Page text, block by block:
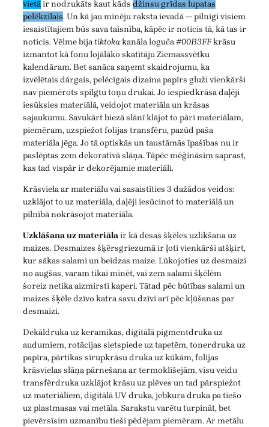
vietāir nodrukāts kaut kāds džinsu grīdas lupatas
pelēkzilais. Un kā jau minēju raksta ievadā — pilnīgi visiem
iesaistītajiem būs sava taisnība, kāpēc ir noticis tā, kā tas ir
noticis. Vēlme bijatiktokakanāla loguča#00B3FFkrāsu
izmantot kā fonu lojālāko skatītāju Ziemassvētku
kalendāram. Bet sanāca saņemt skaidrojumu, ka
izvēlētais dārgais, pelēcīgais dizaina papīrs gluži vienkārši
nav piemērots spilgtu toņu drukai. Jo iespiedkrāsa daļēji
iesūksies materiālā, veidojot materiāla un krāsas
sajaukumu. Savukārt biezā slānī klājot to pāri materiālam,
piemēram, uzspiežot folijas transfēru, pazūd paša
materiāla jēga. Jo tā optiskās un taustāmās īpašības nu ir
paslēptas zem dekoratīvā slāņa. Tāpēc mēģināsim saprast,
kas tad vispār ir dekorējamie materiāli.
Krāsviela ar materiālu vai sasaistīties 3 dažādos veidos:
uzklājot to uz materiāla, daļēji iesūcinot to materiālā un
pilnībā nokrāsojot materiāla.
Uzklāšana uz materiālair kā desas šķēles uzlikšana uz
maizes. Desmaizes šķērsgriezumā ir ļoti vienkārši atšķirt,
kur sākas salami un beidzas maize. Lūkojoties uz desmaizi
no augšas, varam tikai minēt, vai zem salami šķēlēm
šoreiz netika aizmirsti kaperi. Tātad pēc būtības salami un
maizes šķēle dzīvo katra savu dzīvi arī pēc kļūšanas par
desmaizi.
Dekāldruka uz keramikas, digitālā pigmentdruka uz
audumiem, rotācijas sietspiede uz tapetēm, tonerdruka uz
papīra, pārtikas sīrupkrāsu druka uz kūkām, folijas
krāsvielas slāņa pārnešana ar termoklišejām, visu veidu
transfērdruka uzklājot krāsu uz plēves un tad pārspiežot
uz materiāliem, digitālā UV druka, jebkura druka pa tiešo
uz plastmasas vai metāla. Sarakstu varētu turpināt, bet
pievērsīsim uzmanību tieši pēdējam piemēram. Ar metālu